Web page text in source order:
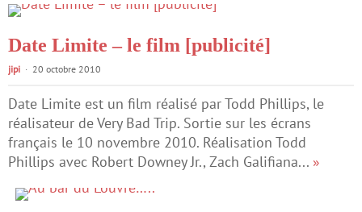
Date Limite – le film [publicité]
jipi 20 octobre 2010
Date Limite est un film réalisé par Todd Phillips, le
réalisateur de Very Bad Trip. Sortie sur les écrans
français le 10 novembre 2010. Réalisation Todd
Phillips avec Robert Downey Jr., Zach Galifiana... »